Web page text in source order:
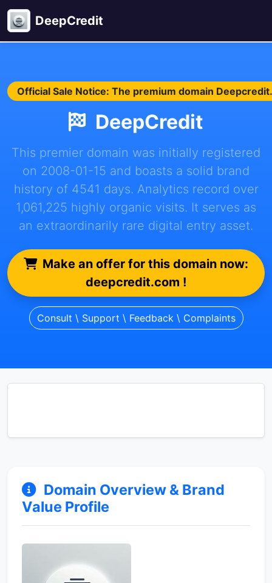
DeepCredit
Official Sale Notice: The premium domain
DeepCredit
This premier domain was initially registered
on 2008-01-15 and boasts a solid brand
history of 4541 days. Analytics record over
1,061,225 highly organic visits. It serves as
an extraordinarily rare digital entry asset.
Make an offer for this domain now:
deepcredit.com !
Consult \ Support \ Feedback \ Complaints
Domain Overview & Brand
Value Profile